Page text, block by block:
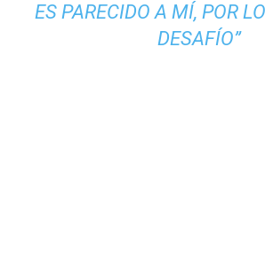
ES PARECIDO A MÍ, POR
DESAFÍO”